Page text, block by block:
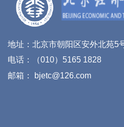
地址：北京市朝阳区安外北苑5
电话：（010）5165 1828
邮箱： bjetc@126.com